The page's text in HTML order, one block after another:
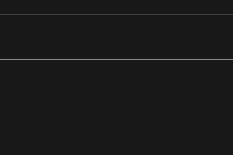
Giới Hàng Đầu